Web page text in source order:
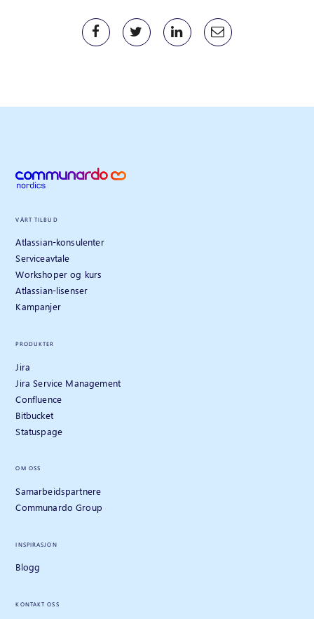
VÅRT TILBUD
Atlassian-konsulenter
Serviceavtale
Workshoper og kurs
Atlassian-lisenser
Kampanjer
PRODUKTER
Jira
Jira Service Management
Confluence
Bitbucket
Statuspage
OM OSS
Samarbeidspartnere
Communardo Group
INSPIRASJON
Blogg
KONTAKT OSS